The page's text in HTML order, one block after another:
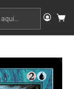
| NM | RVR